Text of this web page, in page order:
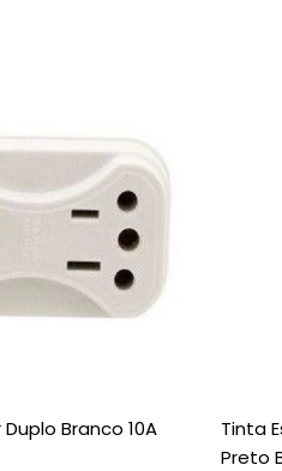
Branco 10A
Tinta
Preto